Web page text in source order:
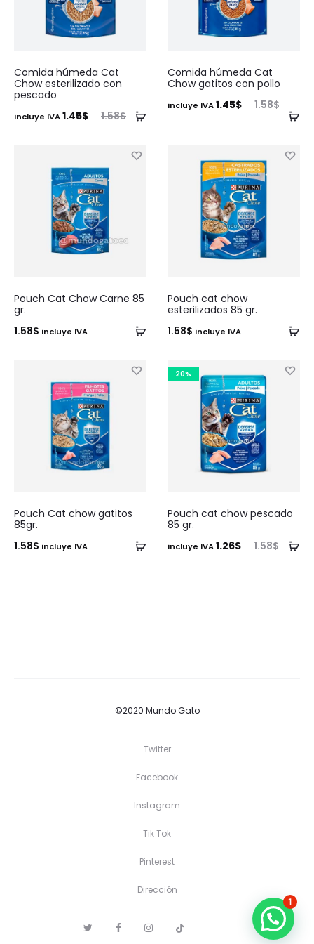
Comida húmeda Cat
Chow esterilizado con
pescado
1.58$
El
era:
1.58$.
1.45$
El
es:
1.45$.
incluye IVA
Comida húmeda Cat
Chow gatitos con pollo
1.58$
El
era:
1.58$.
1.45$
El
es:
1.45$.
incluye IVA
Pouch Cat Chow Carne 85
gr.
1.58$ incluye IVA
Pouch cat chow
esterilizados 85 gr.
1.58$ incluye IVA
Pouch Cat chow gatitos
85gr.
1.58$ incluye IVA
20%
Pouch cat chow pescado
85 gr.
1.58$
El
1.26$
El
incluye IVA
©2020 Mundo Gato
Twitter
Facebook
Instagram
Tik Tok
Pinterest
Dirección
T
1